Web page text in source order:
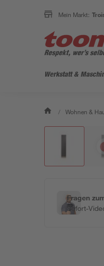
Mein Markt:
Werkstatt &
/ Wohnen &
Fragen
Sofort-